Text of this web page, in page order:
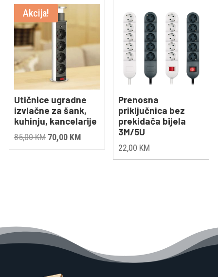
Akcija!
Utičnice ugradne
izvlačne za šank,
kuhinju, kancelarije
85,00KM Original
price
70,00 KMCurrent
price
Prenosna
priključnica bez
prekidača bijela
3M/5U
22,00 KM